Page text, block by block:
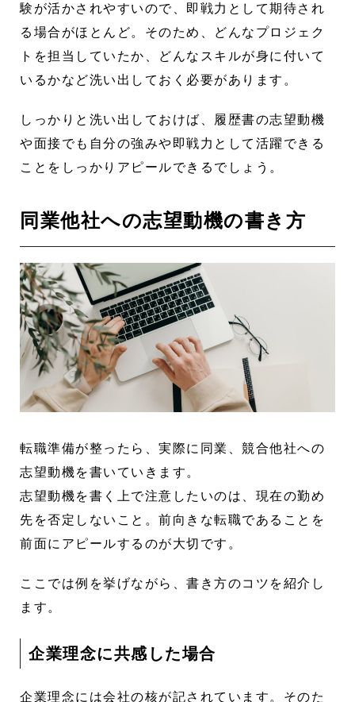
験が活かされやすいので、即戦力として期待され
る場合がほとんど。そのため、どんなプロジェク
トを担当していたか、どんなスキルが身に付いて
いるかなど洗い出しておく必要があります。
しっかりと洗い出しておけば、履歴書の志望動機
や面接でも自分の強みや即戦力として活躍できる
ことをしっかりアピールできるでしょう。
同業他社への志望動機の書き方
転職準備が整ったら、実際に同業、競合他社への
志望動機を書いていきます。
志望動機を書く上で注意したいのは、現在の勤め
先を否定しないこと。前向きな転職であることを
前面にアピールするのが大切です。
ここでは例を挙げながら、書き方のコツを紹介し
ます。
企業理念に共感した場合
企業理念には会社の核が記されています。そのた